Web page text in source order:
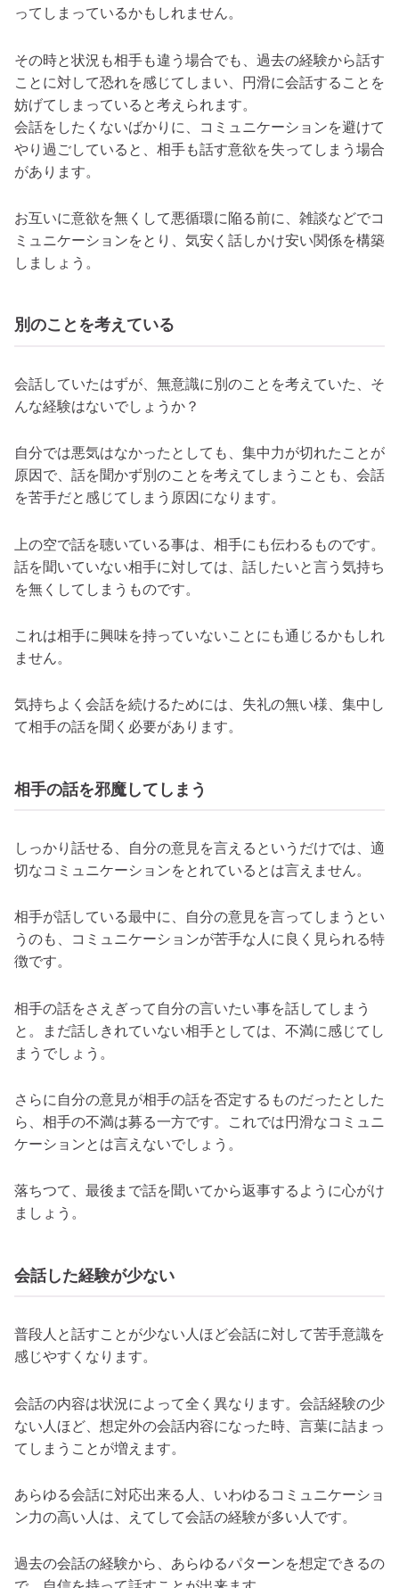
ってしまっているかもしれません。
その時と状況も相手も違う場合でも、過去の経験から話す
ことに対して恐れを感じてしまい、円滑に会話することを
妨げてしまっていると考えられます。
会話をしたくないばかりに、コミュニケーションを避けて
やり過ごしていると、相手も話す意欲を失ってしまう場合
があります。
お互いに意欲を無くして悪循環に陥る前に、雑談などでコ
ミュニケーションをとり、気安く話しかけ安い関係を構築
しましょう。
別のことを考えている
会話していたはずが、無意識に別のことを考えていた、そ
んな経験はないでしょうか？
自分では悪気はなかったとしても、集中力が切れたことが
原因で、話を聞かず別のことを考えてしまうことも、会話
を苦手だと感じてしまう原因になります。
上の空で話を聴いている事は、相手にも伝わるものです。
話を聞いていない相手に対しては、話したいと言う気持ち
を無くしてしまうものです。
これは相手に興味を持っていないことにも通じるかもしれ
ません。
気持ちよく会話を続けるためには、失礼の無い様、集中し
て相手の話を聞く必要があります。
相手の話を邪魔してしまう
しっかり話せる、自分の意見を言えるというだけでは、適
切なコミュニケーションをとれているとは言えません。
相手が話している最中に、自分の意見を言ってしまうとい
うのも、コミュニケーションが苦手な人に良く見られる特
徴です。
相手の話をさえぎって自分の言いたい事を話してしまう
と。まだ話しきれていない相手としては、不満に感じてし
まうでしょう。
さらに自分の意見が相手の話を否定するものだったとした
ら、相手の不満は募る一方です。これでは円滑なコミュニ
ケーションとは言えないでしょう。
落ちつて、最後まで話を聞いてから返事するように心がけ
ましょう。
会話した経験が少ない
普段人と話すことが少ない人ほど会話に対して苦手意識を
感じやすくなります。
会話の内容は状況によって全く異なります。会話経験の少
ない人ほど、想定外の会話内容になった時、言葉に詰まっ
てしまうことが増えます。
あらゆる会話に対応出来る人、いわゆるコミュニケーショ
ン力の高い人は、えてして会話の経験が多い人です。
過去の会話の経験から、あらゆるパターンを想定できるの